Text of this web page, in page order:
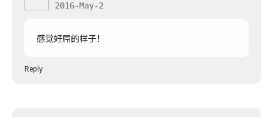
2016-May-2
感觉好屌的样子！
Reply